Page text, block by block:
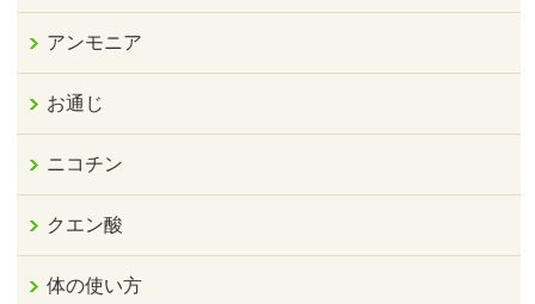
アンモニア
お通じ
ニコチン
クエン酸
体の使い方